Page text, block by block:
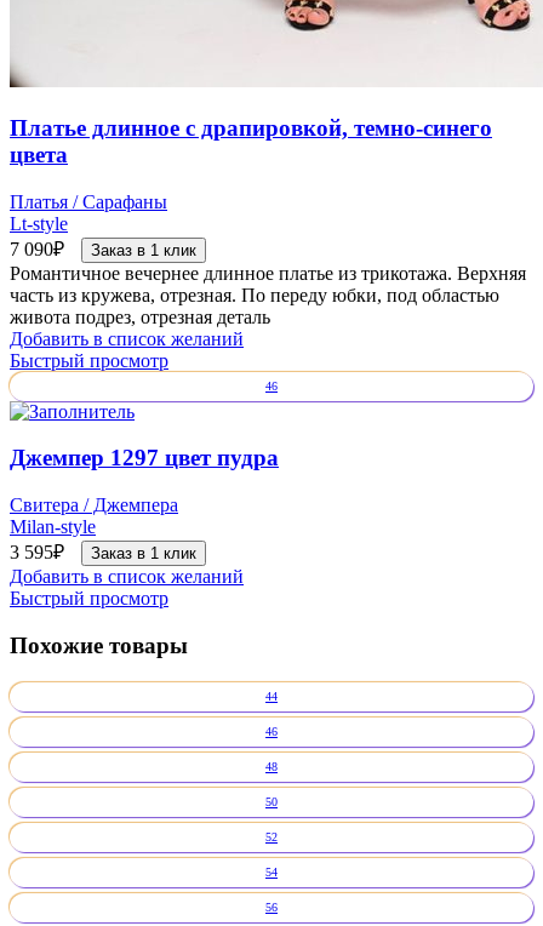
Платье длинное с драпировкой, темно-синего
цвета
Платья / Сарафаны
Lt-style
7 090₽ Заказ в 1 клик
Романтичное вечернее длинное платье из трикотажа. Верхняя
часть из кружева, отрезная. По переду юбки, под областью
живота подрез, отрезная деталь
Добавить в список желаний
Быстрый просмотр
46
Джемпер 1297 цвет пудра
Свитера / Джемпера
Milan-style
3 595₽ Заказ в 1 клик
Добавить в список желаний
Быстрый просмотр
Похожие товары
44
46
48
50
52
54
56